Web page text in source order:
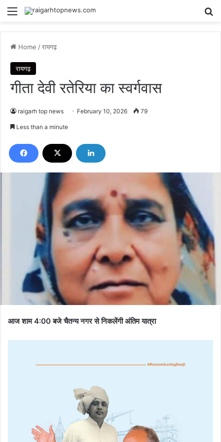
Menu
Home /रायगढ़
रायगढ़
गीता देवी रतेरिया का स्वर्गवास
raigarh top news February 10, 2026 79
Less than a minute
आज शाम 4:00 बजे चैतन्य नगर से निकलेंगी अंतिम यात्रा